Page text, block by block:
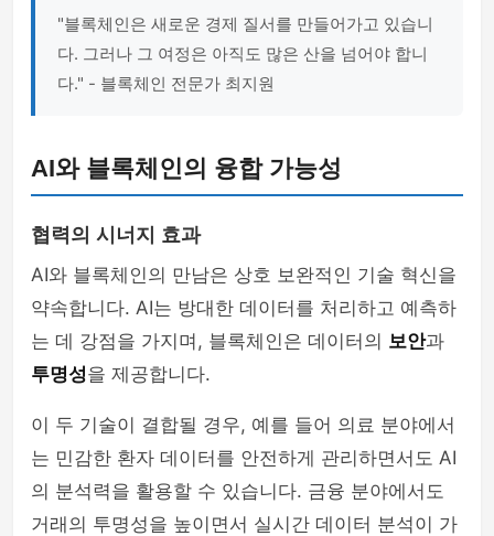
"블록체인은 새로운 경제 질서를 만들어가고 있습니
다. 그러나 그 여정은 아직도 많은 산을 넘어야 합니
다." - 블록체인 전문가 최지원
AI와 블록체인의 융합 가능성
협력의 시너지 효과
AI와 블록체인의 만남은 상호 보완적인 기술 혁신을
약속합니다. AI는 방대한 데이터를 처리하고 예측하
는 데 강점을 가지며, 블록체인은 데이터의 보안과
투명성을 제공합니다.
이 두 기술이 결합될 경우, 예를 들어 의료 분야에서
는 민감한 환자 데이터를 안전하게 관리하면서도 AI
의 분석력을 활용할 수 있습니다. 금융 분야에서도
거래의 투명성을 높이면서 실시간 데이터 분석이 가